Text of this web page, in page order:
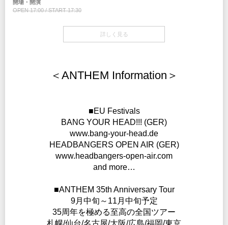
INFO
企画制作：METAL MAN / PGG / クリエイティブマンプロダクション
開場・開演
OPEN 17:00 / START 17:30
￥6,500-(税込/All Standing/1Drink別) SOLD OUT
：0570-084-003 Lコード：73551
※0570で始まる電話番号は、一部携帯・PHS不可
※未就学児(6歳未満)のご入場をお断りさせていただきます。
企画制作：METAL MAN / PGG / クリエイティブマンプロダクション
ワードレコーズ
詳しく見る
＜ANTHEM Information＞
■EU Festivals
BANG YOUR HEAD!!! (GER)
www.bang-your-head.de
HEADBANGERS OPEN AIR (GER)
www.headbangers-open-air.com
and more…
■ANTHEM 35th Anniversary Tour
9月中旬～11月中旬予定
35周年を極める至高の全国ツアー